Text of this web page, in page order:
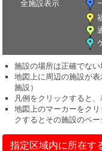
全施設表示
施設の場所は正確でない
地図上に周辺の施設が
施設）
凡例をクリックすると
地図上のマーカーをク
クするとその施設のペー
指定区域内に所在す